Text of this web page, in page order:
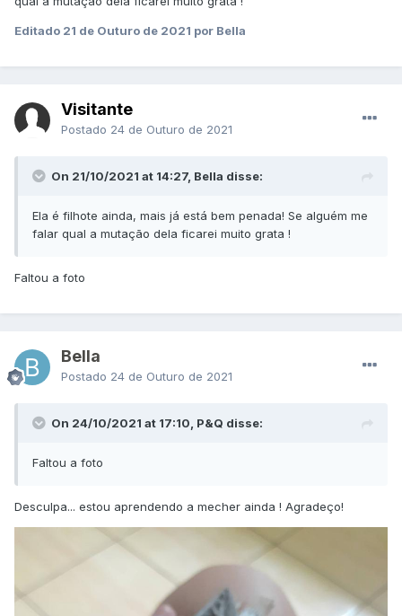
Editado 21 de Outuro de 2021 por Bella
Visitante
Postado 24 de Outuro de 2021
On 21/10/2021 at 14:27, Bella disse:
Ela é filhote ainda, mais já está bem penada! Se alguém me
falar qual a mutação dela ficarei muito grata !
Faltou a foto
Bella
Postado 24 de Outuro de 2021
On 24/10/2021 at 17:10, P&Q disse:
Faltou a foto
Desculpa... estou aprendendo a mecher ainda ! Agradeço!